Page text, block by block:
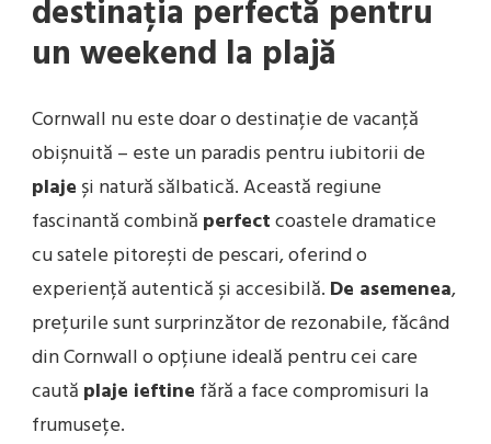
destinația perfectă pentru
un weekend la plajă
Cornwall nu este doar o destinație de vacanță
obișnuită – este un paradis pentru iubitorii de
plaje și natură sălbatică. Această regiune
fascinantă combină perfectcoastele dramatice
cu satele pitorești de pescari, oferind o
experiență autentică și accesibilă. De asemenea,
prețurile sunt surprinzător de rezonabile, făcând
din Cornwall o opțiune ideală pentru cei care
caută plaje ieftine fără a face compromisuri la
frumusețe.